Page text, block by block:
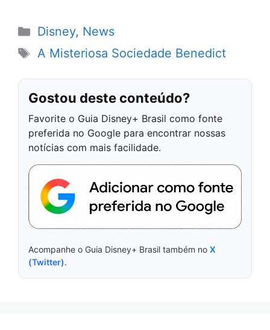
Categorias
Disney, News
Tags
A Misteriosa Sociedade Benedict
Gostou deste conteúdo?
Favorite o Guia Disney+ Brasil como fonte
preferida no Google para encontrar nossas
notícias com mais facilidade.
Acompanhe o Guia Disney+ Brasil também no X
(Twitter).